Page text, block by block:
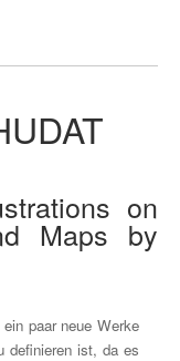
on
Maps by
paar neue Werke
definieren ist, da es